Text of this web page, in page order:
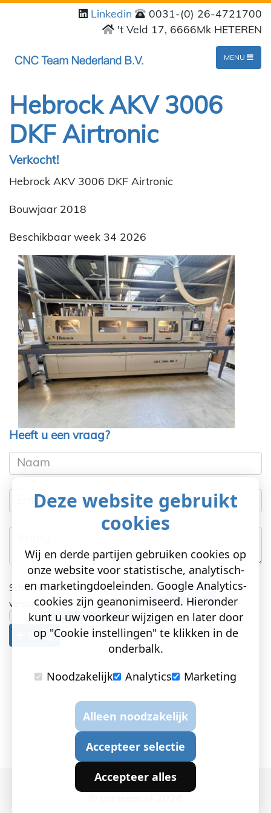
Linkedin
0031-(0) 26-4721700
't Veld 17, 6666Mk HETEREN
MENU
Hebrock AKV 3006
DKF Airtronic
Verkocht!
Hebrock AKV 3006 DKF Airtronic
Bouwjaar 2018
Beschikbaar week 34 2026
Heeft u een vraag?
Naam
Email
Schuif
om te kunnen
versturen!
Verstuur
terug
Deze website gebruikt
cookies
Wij en derde partijen gebruiken cookies op
onze website voor statistische, analytisch-
en marketingdoeleinden. Google Analytics-
cookies zijn geanonimiseerd. Hieronder
kunt u uw voorkeur wijzigen en later door
op "Cookie instellingen" te klikken in de
onderbalk.
Noodzakelijk
Analytics Marketing
Alleen noodzakelijk
Accepteer selectie
Accepteer alles